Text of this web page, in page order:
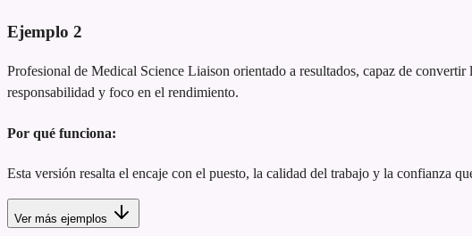
Ejemplo 2
Profesional de Medical Science Liaison orientado a resultados, capaz de
responsabilidad y foco en el rendimiento.
Por qué funciona:
Esta versión resalta el encaje con el puesto, la calidad del trabajo y la confianza
Ver más ejemplos